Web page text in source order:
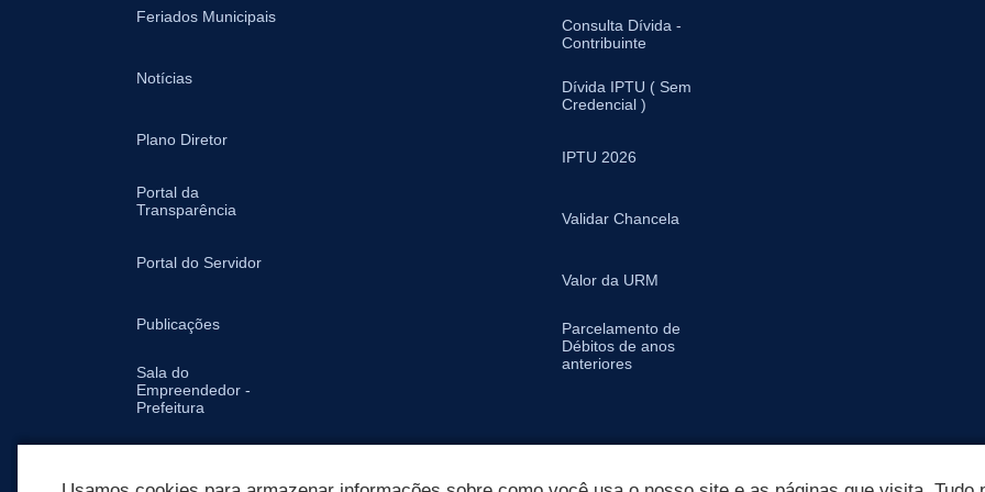
Feriados Municipais
Notícias
Plano Diretor
Portal da
Transparência
Portal do Servidor
Publicações
Sala do
Empreendedor -
Prefeitura
Consulta Dívida -
Contribuinte
Dívida IPTU ( Sem
Credencial )
IPTU 2026
Validar Chancela
Valor da URM
Parcelamento de
Débitos de anos
anteriores